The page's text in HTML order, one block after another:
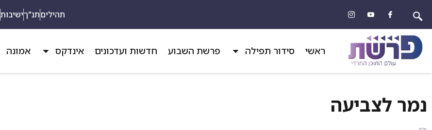
תהיליםתנ"ךישיבות
ראשי סידור תפילה פרשת השבוע חדשות ועדכונים אינדקס אמונה
נמר לצביעה